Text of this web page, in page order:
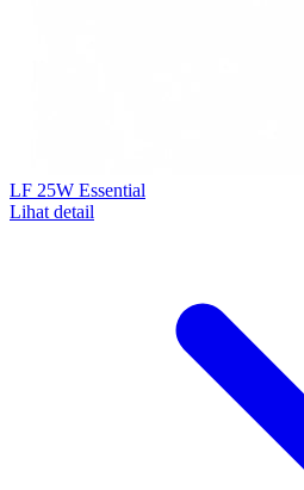
LF 25W Essential
Lihat detail